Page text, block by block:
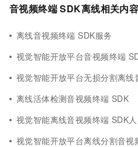
音视频终端 SDK离线相关内容
离线音视频终端 SDK服务
视觉智能开放平台音视频终端
视觉智能开放平台无损分割离线
离线活体检测音视频终端 SDK
视觉智能离线音视频终端 SDK
视觉智能开放平台离线分割音视